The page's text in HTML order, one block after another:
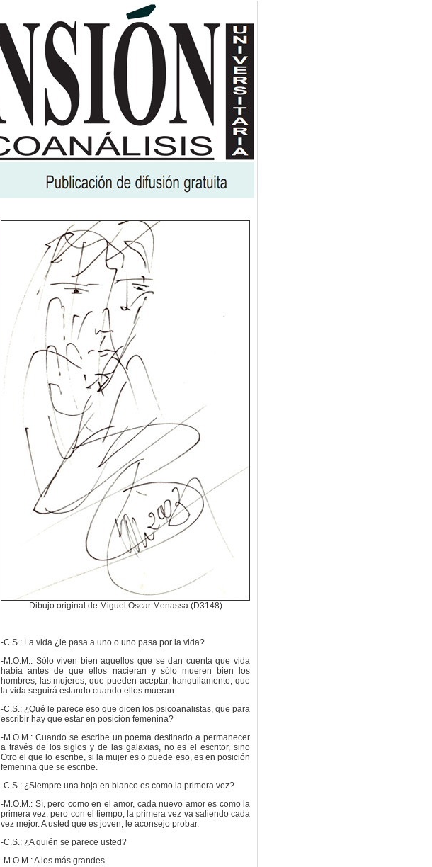
Dibujo original de Miguel Oscar Menassa (D3148)
-C.S.: La vida ¿le pasa a uno o uno pasa por la vida?
-M.O.M.: Sólo viven bien aquellos que se dan cuenta que vida
había antes de que ellos nacieran y sólo mueren bien los
hombres, las mujeres, que pueden aceptar, tranquilamente, que
la vida seguirá estando cuando ellos mueran.
-C.S.: ¿Qué le parece eso que dicen los psicoanalistas, que para
escribir hay que estar en posición femenina?
-M.O.M.: Cuando se escribe un poema destinado a permanecer
a través de los siglos y de las galaxias, no es el escritor, sino
Otro el que lo escribe, si la mujer es o puede eso, es en posición
femenina que se escribe.
-C.S.: ¿Siempre una hoja en blanco es como la primera vez?
-M.O.M.: Sí, pero como en el amor, cada nuevo amor es como la
primera vez, pero con el tiempo, la primera vez va saliendo cada
vez mejor. A usted que es joven, le aconsejo probar.
-C.S.: ¿A quién se parece usted?
-M.O.M.: A los más grandes.